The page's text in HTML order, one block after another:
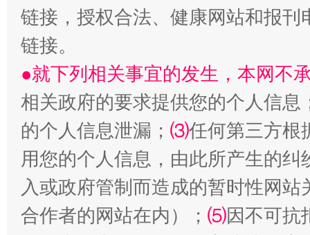
“刷贴”乱象丛生
生
链接，授权合法、健康网站和报
链接。
●就下列相关事宜的发生，本网不
相关政府的要求提供您的个人信息
的个人信息泄漏； ⑶任何第三方根
用您的个人信息，由此所产生的纠
入或政府管制而造成的暂时性网
合作者的网站在内）； ⑸因不可抗